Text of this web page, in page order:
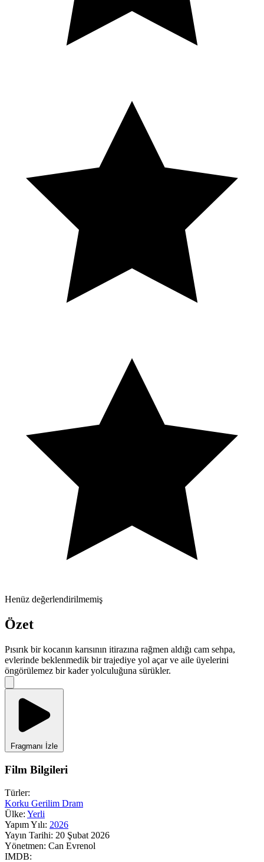
Henüz değerlendirilmemiş
Özet
Pısırık bir kocanın karısının itirazına rağmen aldığı cam sehpa,
evlerinde beklenmedik bir trajediye yol açar ve aile üyelerini
öngörülemez bir kader yolculuğuna sürükler.
Fragmanı İzle
Film Bilgileri
Türler:
Korku Gerilim Dram
Ülke: Yerli
Yapım Yılı: 2026
Yayın Tarihi: 20 Şubat 2026
Yönetmen: Can Evrenol
IMDB: